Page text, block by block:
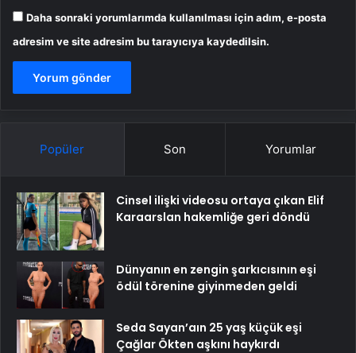
Daha sonraki yorumlarımda kullanılması için adım, e-posta
adresim ve site adresim bu tarayıcıya kaydedilsin.
Popüler Son Yorumlar
Cinsel ilişki videosu ortaya çıkan Elif
Karaarslan hakemliğe geri döndü
Dünyanın en zengin şarkıcısının eşi
ödül törenine giyinmeden geldi
Seda Sayan’aın 25 yaş küçük eşi
Çağlar Ökten aşkını haykırdı